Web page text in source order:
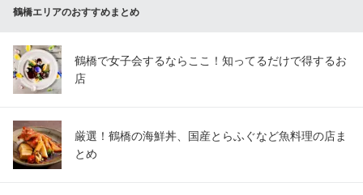
鶴橋エリアのおすすめまとめ
鶴橋で女子会するならここ！知ってるだけで得するお
店
厳選！鶴橋の海鮮丼、国産とらふぐなど魚料理の店ま
とめ